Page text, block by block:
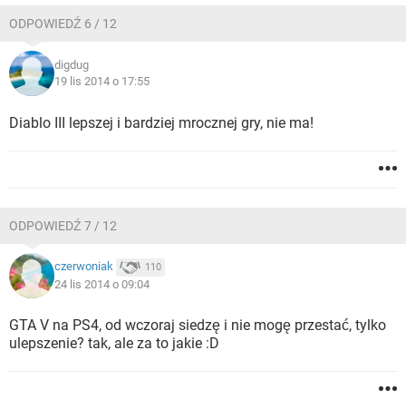
ODPOWIEDŹ 6 / 12
digdug
19 lis 2014 o 17:55
Diablo III lepszej i bardziej mrocznej gry, nie ma!
ODPOWIEDŹ 7 / 12
czerwoniak 110
24 lis 2014 o 09:04
GTA V na PS4, od wczoraj siedzę i nie mogę przestać, tylko
ulepszenie? tak, ale za to jakie :D